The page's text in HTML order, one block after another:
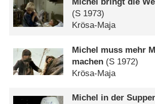
(S 1973)
Krösa-Maja
Michel muss mehr
machen (S 1972)
Krösa-Maja
Michel in der